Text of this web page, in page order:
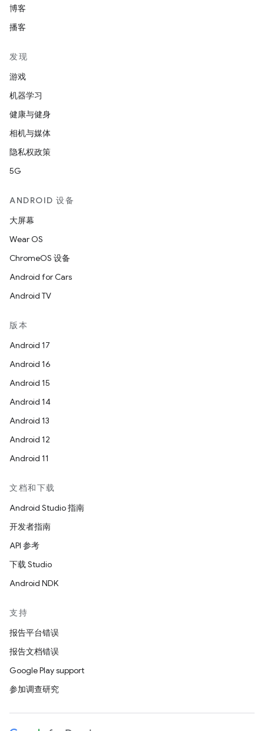
博客
播客
发现
游戏
机器学习
健康与健身
相机与媒体
隐私权政策
5G
ANDROID 设备
大屏幕
Wear OS
ChromeOS 设备
Android for Cars
Android TV
版本
Android 17
Android 16
Android 15
Android 14
Android 13
Android 12
Android 11
文档和下载
Android Studio 指南
开发者指南
API 参考
下载 Studio
Android NDK
支持
报告平台错误
报告文档错误
Google Play support
参加调查研究